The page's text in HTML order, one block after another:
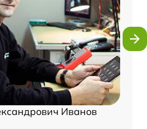
Иванов